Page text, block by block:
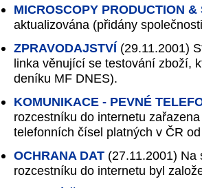
MICROSCOPY PRODUCTION &
aktualizována (přidány
ZPRAVODAJSTVÍ (29.11.2001)
linka věnující se testování zboží,
deníku MF DNES).
KOMUNIKACE - PEVNÉ
rozcestníku do internetu
telefonních čísel platných v ČR
OCHRANA DAT (27.11.2001) Na
rozcestníku do internetu byl